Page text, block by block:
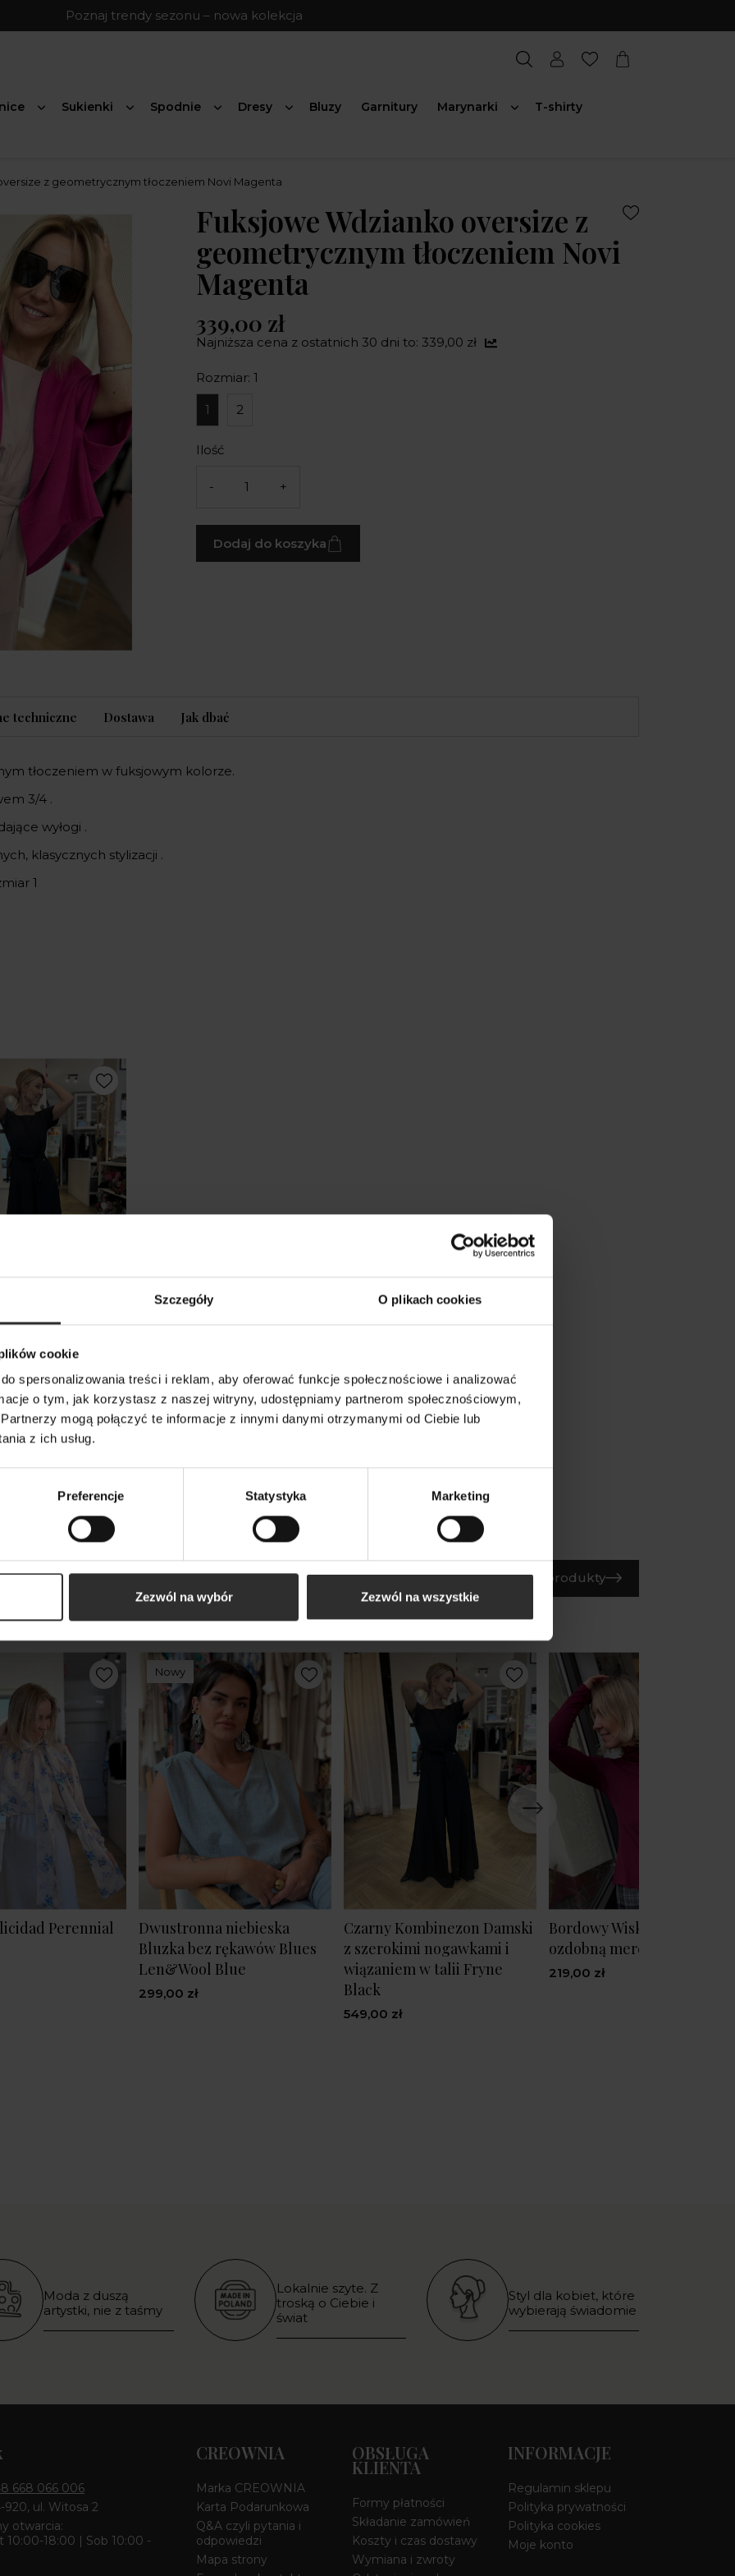
Szczegóły O plikach cookies
cookie
spersonalizowania treści i reklam, aby oferować funkcje społecznościowe i analizować
o tym, jak korzystasz z naszej witryny, udostępniamy partnerom społecznościowym,
mogą połączyć te informacje z innymi danymi otrzymanymi od Ciebie lub
z ich usług.
Preferencje Statystyka Marketing
Zezwól na wybór Zezwól na wszystkie
Poznaj trendy sezonu – nowa kolekcja
Sukienki Spodnie Dresy Bluzy Garnitury Marynarki T-shirty
z geometrycznym tłoczeniem Novi Magenta
Fuksjowe Wdzianko oversize z
geometrycznym tłoczeniem Novi
Magenta
339,00 zł
Najniższa cena z ostatnich 30 dni to: 339,00 zł
Rozmiar: 1
1 2
Ilość
- +
Dodaj do koszyka
techniczne Dostawa Jak dbać
tłoczeniem w fuksjowym kolorze.
3/4 .
wyłogi .
klasycznych stylizacji .
1
nogawkami i
w talii Fryne
Wszystkie produkty
Perennial
Nowy
Dwustronna niebieska
Bluzka bez rękawów Blues
Len&Wool Blue
299,00 zł
Czarny Kombinezon Damski
z szerokimi nogawkami i
wiązaniem w talii Fryne
Black
549,00 zł
Bordowy Wiskozowy Golf z
ozdobną mereżką
219,00 zł
Moda z duszą
artystki, nie z taśmy
Lokalnie szyte. Z
troską o Ciebie i
świat
Styl dla kobiet, które
wybierają świadomie
668 066 006
920, ul. Witosa 2
otwarcia:
10:00-18:00 | Sob 10:00 -
CREOWNIA
Marka CREOWNIA
Karta Podarunkowa
Q&A czyli pytania i
odpowiedzi
Mapa strony
OBSŁUGA
KLIENTA
Formy płatności
Składanie zamówień
Koszty i czas dostawy
Wymiana i zwroty
INFORMACJE
Regulamin sklepu
Polityka prywatności
Polityka cookies
Moje konto